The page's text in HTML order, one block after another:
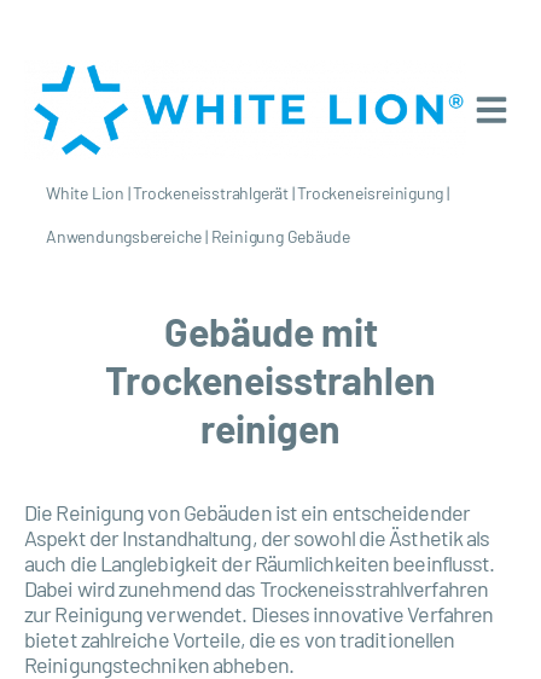
White Lion |Trockeneisstrahlgerät|Trockeneisreinigung|
Anwendungsbereiche| Reinigung Gebäude
Gebäude mit
Trockeneisstrahlen
reinigen
Die Reinigung von Gebäuden ist ein entscheidender
Aspekt der Instandhaltung, der sowohl die Ästhetik als
auch die Langlebigkeit der Räumlichkeiten beeinflusst.
Dabei wird zunehmend das Trockeneisstrahlverfahren
zur Reinigung verwendet. Dieses innovative Verfahren
bietet zahlreiche Vorteile, die es von traditionellen
Reinigungstechniken abheben.